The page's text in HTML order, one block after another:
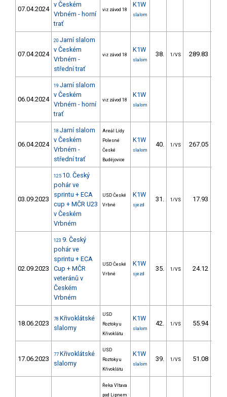
07.04.2024
v Českém
Vrbném - horní
trať
viz závod 18
K1W
slalom
07.04.2024
20 Jarní slalom
v Českém
Vrbném -
střední trať
viz závod 18
K1W
slalom
38. 1/VS 289.83
06.04.2024
19 Jarní slalom
v Českém
Vrbném - horní
trať
viz závod 18
K1W
slalom
06.04.2024
18 Jarní slalom
v Českém
Vrbném -
střední trať
Areál Lídy
Polesné
České
Budějovice
K1W
slalom
40. 1/VS 267.05
03.09.2023
125 10. Český
pohár ve
sprintu + ECA
cup + MČR U23
v Českém
Vrbném
USD České
Vrbné
K1W
sjezd
31. 1/VS 17.93
02.09.2023
123 9. Český
pohár ve
sprintu + ECA
Cup + MČR
veteránů v
Českém
Vrbném
USD České
Vrbné
K1W
sjezd
35. 1/VS 24.12
18.06.2023
78 Křivoklátské
slalomy
USD
Roztoky u
Křivoklátu
K1W
slalom
42. 1/VS 55.94
17.06.2023
77 Křivoklátské
slalomy
USD
Roztoky u
Křivoklátu
K1W
slalom
39. 1/VS 51.08
Řeka Vltava
pod Lipnem